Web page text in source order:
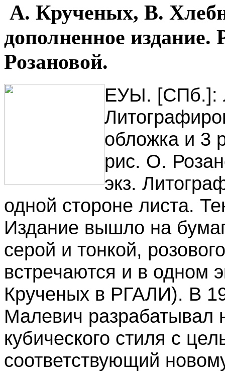
А. Крученых, В.
дополненное
Розановой.
ЕУЫ. [СПб.]:
обложка и 3
рис. О.
экз.
одной стороне листа.
Издание вышло на
серой и тонкой,
встречаются и в одном
Крученых в РГАЛИ). В
Малевич разрабатывал
кубического стиля с
соответствующий